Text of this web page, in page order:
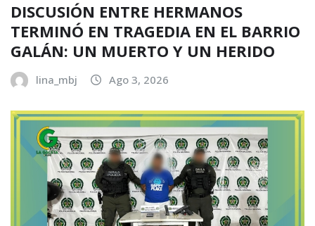
DISCUSIÓN ENTRE HERMANOS
TERMINÓ EN TRAGEDIA EN EL BARRIO
GALÁN: UN MUERTO Y UN HERIDO
lina_mbj Ago 3, 2026